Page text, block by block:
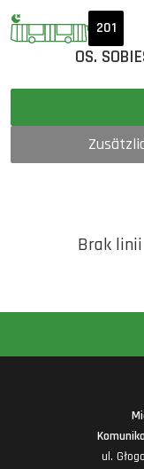
201
OS.
Brak
ul.